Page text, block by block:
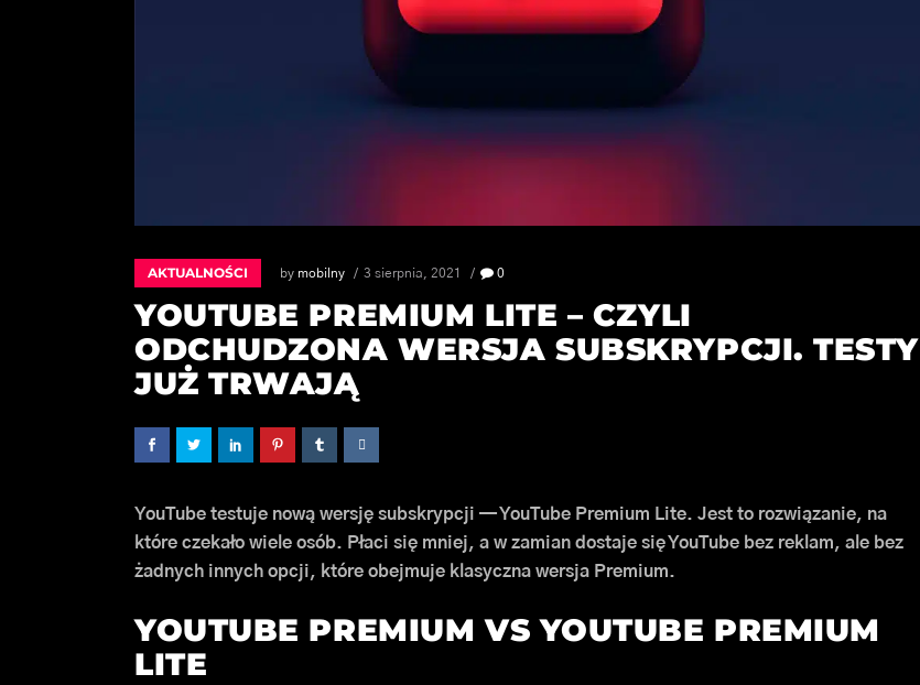
AKTUALNOŚCI by mobilny 3 sierpnia, 2021 0
YOUTUBE PREMIUM LITE – CZYLI
ODCHUDZONA WERSJA SUBSKRYPCJI. TESTY
JUŻ TRWAJĄ
YouTube testuje nową wersję subskrypcji — YouTube Premium Lite. Jest to rozwiązanie, na
które czekało wiele osób. Płaci się mniej, a w zamian dostaje się YouTube bez reklam, ale bez
żadnych innych opcji, które obejmuje klasyczna wersja Premium.
YOUTUBE PREMIUM VS YOUTUBE PREMIUM
LITE